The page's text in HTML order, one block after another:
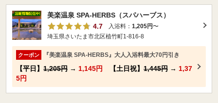
美楽温泉 SPA-HERBS（スパハーブス）
4.7
入浴料： 1,205円〜
埼玉県さいたま市北区植竹町1-816-8
クーポン 『美楽温泉 SPA-HERBS』大人入浴料最大70円引き
【平日】 1,205円 → 1,145円 【土日祝】 1,445円 → 1,37
5円